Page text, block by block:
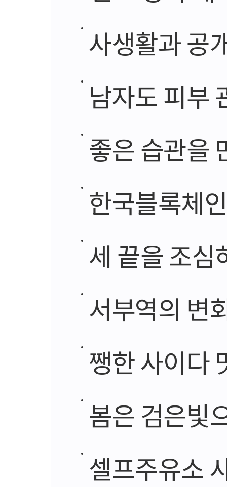
사생활과 공
남자도 피부
좋은 습관을
한국블록체인산업
세 끝을 조심
서부역의 변
쨍한 사이다
봄은 검은빛
셀프주유소